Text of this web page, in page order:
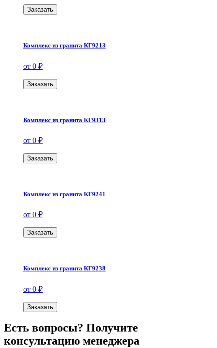
Заказать
Комплекс из гранита КГ9213
от 0 ₽
Заказать
Комплекс из гранита КГ9313
от 0 ₽
Заказать
Комплекс из гранита КГ9241
от 0 ₽
Заказать
Комплекс из гранита КГ9238
от 0 ₽
Заказать
Есть вопросы? Получите
консультацию менеджера